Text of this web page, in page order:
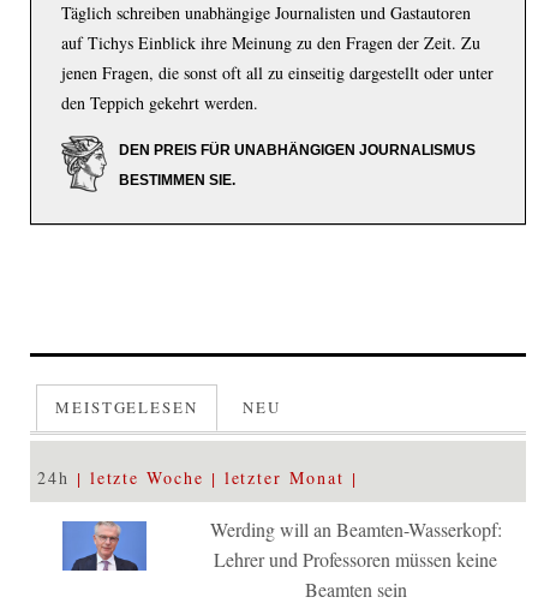
Täglich schreiben unabhängige Journalisten und Gastautoren
auf Tichys Einblick ihre Meinung zu den Fragen der Zeit. Zu
jenen Fragen, die sonst oft all zu einseitig dargestellt oder unter
den Teppich gekehrt werden.
DEN PREIS FÜR UNABHÄNGIGEN JOURNALISMUS
BESTIMMEN SIE.
MEISTGELESEN NEU
24h letzte Woche letzter Monat
Werding will an Beamten-Wasserkopf:
Lehrer und Professoren müssen keine
Beamten sein